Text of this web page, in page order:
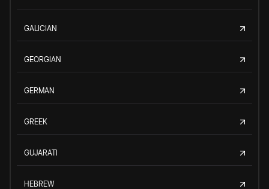
GALICIAN
GEORGIAN
GERMAN
GREEK
GUJARATI
HEBREW